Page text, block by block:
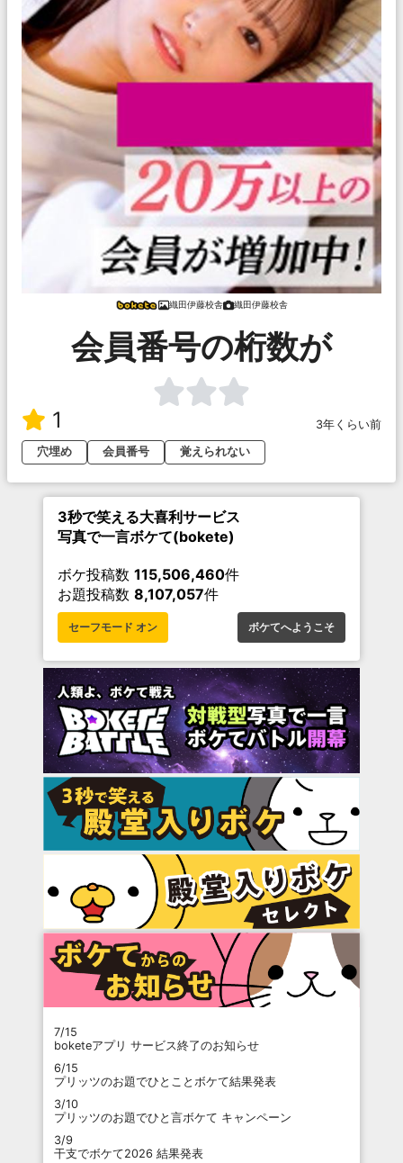
織田伊藤校舎 織田伊藤校舎
会員番号の桁数が
1
3年くらい前
穴埋め
会員番号 覚えられない
3秒で笑える大喜利サービス
写真で一言ボケて(bokete)
ボケ投稿数 115,506,460件
お題投稿数 8,107,057件
セーフモード オン ボケてへようこそ
7/15
boketeアプリ サービス終了のお知らせ
6/15
プリッツのお題でひとことボケて結果発表
3/10
プリッツのお題でひと言ボケて キャンペーン
3/9
干支でボケて2026 結果発表